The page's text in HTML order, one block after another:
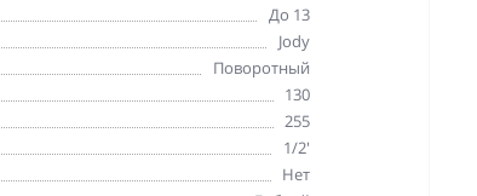
До 13
Jody
Поворотный
130
255
1/2'
Нет